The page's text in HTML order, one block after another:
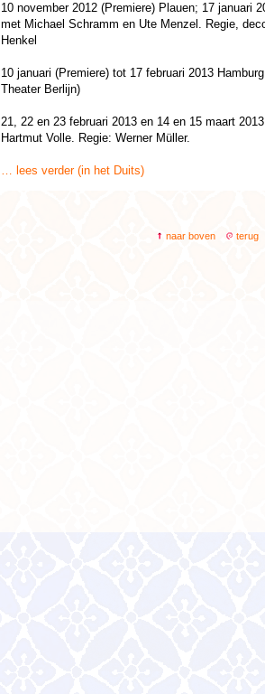
10 november 2012 (Premiere) Plauen; 17 januari
met Michael Schramm en Ute Menzel. Regie,
Henkel
10 januari (Premiere) tot 17 februari 2013
Theater Berlijn)
21, 22 en 23 februari 2013 en 14 en 15 maart
Hartmut Volle. Regie: Werner Müller.
… lees verder (in het Duits)
naar boven terug